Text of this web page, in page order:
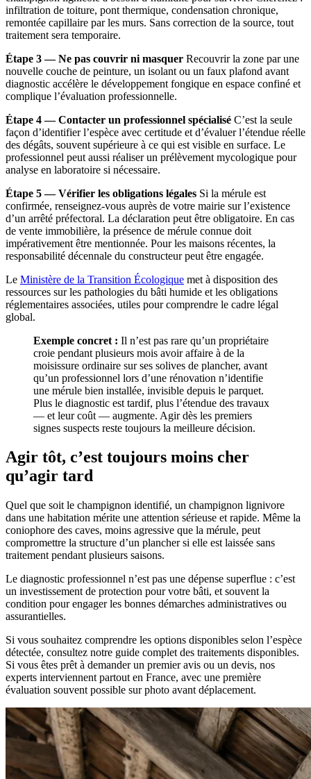
infiltration de toiture, pont thermique, condensation chronique,
remontée capillaire par les murs. Sans correction de la source, tout
traitement sera temporaire.
Étape 3 — Ne pas couvrir ni masquer Recouvrir la zone par une
nouvelle couche de peinture, un isolant ou un faux plafond avant
diagnostic accélère le développement fongique en espace confiné et
complique l’évaluation professionnelle.
Étape 4 — Contacter un professionnel spécialisé C’est la seule
façon d’identifier l’espèce avec certitude et d’évaluer l’étendue réelle
des dégâts, souvent supérieure à ce qui est visible en surface. Le
professionnel peut aussi réaliser un prélèvement mycologique pour
analyse en laboratoire si nécessaire.
Étape 5 — Vérifier les obligations légales Si la mérule est
confirmée, renseignez-vous auprès de votre mairie sur l’existence
d’un arrêté préfectoral. La déclaration peut être obligatoire. En cas
de vente immobilière, la présence de mérule connue doit
impérativement être mentionnée. Pour les maisons récentes, la
responsabilité décennale du constructeur peut être engagée.
Le Ministère de la Transition Écologique met à disposition des
ressources sur les pathologies du bâti humide et les obligations
réglementaires associées, utiles pour comprendre le cadre légal
global.
Exemple concret : Il n’est pas rare qu’un propriétaire
croie pendant plusieurs mois avoir affaire à de la
moisissure ordinaire sur ses solives de plancher, avant
qu’un professionnel lors d’une rénovation n’identifie
une mérule bien installée, invisible depuis le parquet.
Plus le diagnostic est tardif, plus l’étendue des travaux
— et leur coût — augmente. Agir dès les premiers
signes suspects reste toujours la meilleure décision.
Agir tôt, c’est toujours moins cher
qu’agir tard
Quel que soit le champignon identifié, un champignon lignivore
dans une habitation mérite une attention sérieuse et rapide. Même la
coniophore des caves, moins agressive que la mérule, peut
compromettre la structure d’un plancher si elle est laissée sans
traitement pendant plusieurs saisons.
Le diagnostic professionnel n’est pas une dépense superflue : c’est
un investissement de protection pour votre bâti, et souvent la
condition pour engager les bonnes démarches administratives ou
assurantielles.
Si vous souhaitez comprendre les options disponibles selon l’espèce
détectée, consultez notre guide complet des traitements disponibles.
Si vous êtes prêt à demander un premier avis ou un devis, nos
experts interviennent partout en France, avec une première
évaluation souvent possible sur photo avant déplacement.